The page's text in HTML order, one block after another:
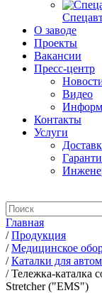
О заводе
Проекты
Вакансии
Пресс-центр
Видео
Контакты
Услуги
Главная
/ Продукция
/ Медицинское
/ Каталки для
/ Тележка-каталка
Stretcher ("EMS")